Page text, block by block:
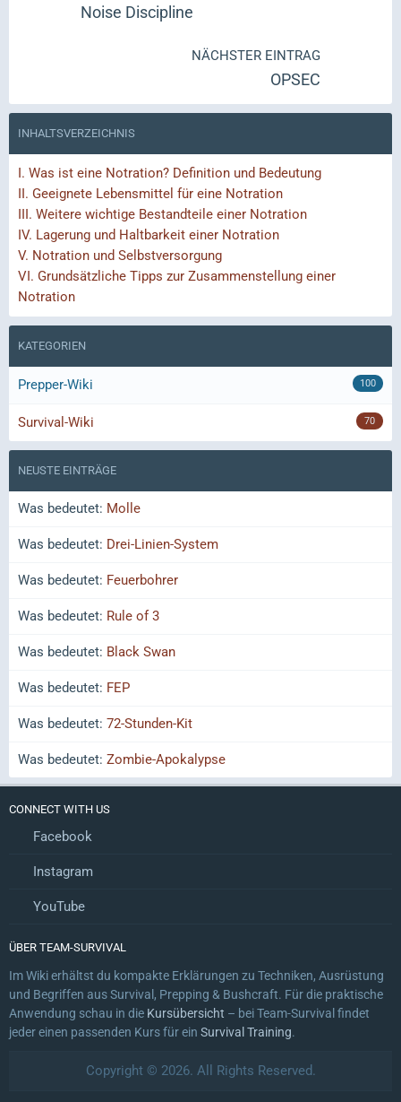
Noise Discipline
NÄCHSTER EINTRAG
OPSEC
INHALTSVERZEICHNIS
I. Was ist eine Notration? Definition und Bedeutung
II. Geeignete Lebensmittel für eine Notration
III. Weitere wichtige Bestandteile einer Notration
IV. Lagerung und Haltbarkeit einer Notration
V. Notration und Selbstversorgung
VI. Grundsätzliche Tipps zur Zusammenstellung einer
Notration
KATEGORIEN
Prepper-Wiki 100
Survival-Wiki 70
NEUSTE EINTRÄGE
Was bedeutet: Molle
Was bedeutet: Drei-Linien-System
Was bedeutet: Feuerbohrer
Was bedeutet: Rule of 3
Was bedeutet: Black Swan
Was bedeutet: FEP
Was bedeutet: 72-Stunden-Kit
Was bedeutet: Zombie-Apokalypse
CONNECT WITH US
Facebook
Instagram
YouTube
ÜBER TEAM-SURVIVAL
Im Wiki erhältst du kompakte Erklärungen zu Techniken, Ausrüstung
und Begriffen aus Survival, Prepping & Bushcraft. Für die praktische
Anwendung schau in die Kursübersicht – bei Team-Survival findet
jeder einen passenden Kurs für ein Survival Training.
Copyright © 2026. All Rights Reserved.